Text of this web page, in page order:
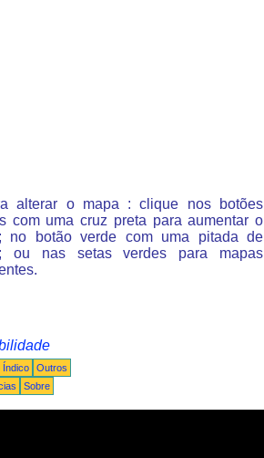
alterar o mapa : clique nos botões
com uma cruz preta para aumentar o
no botão verde com uma pitada de
ou nas setas verdes para mapas
Índico
Outros
Sobre